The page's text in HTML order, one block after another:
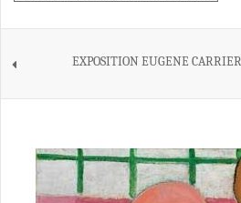
EXPOSITION EUGENE